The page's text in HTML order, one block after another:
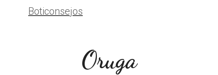
Boticonsejos
Oruga